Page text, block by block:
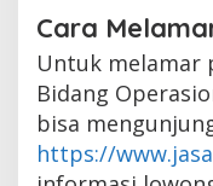
Cara
Untuk melamar
Bidang
bisa
https://